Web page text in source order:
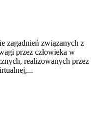
zagadnień związanych z
przez człowieka w
realizowanych przez